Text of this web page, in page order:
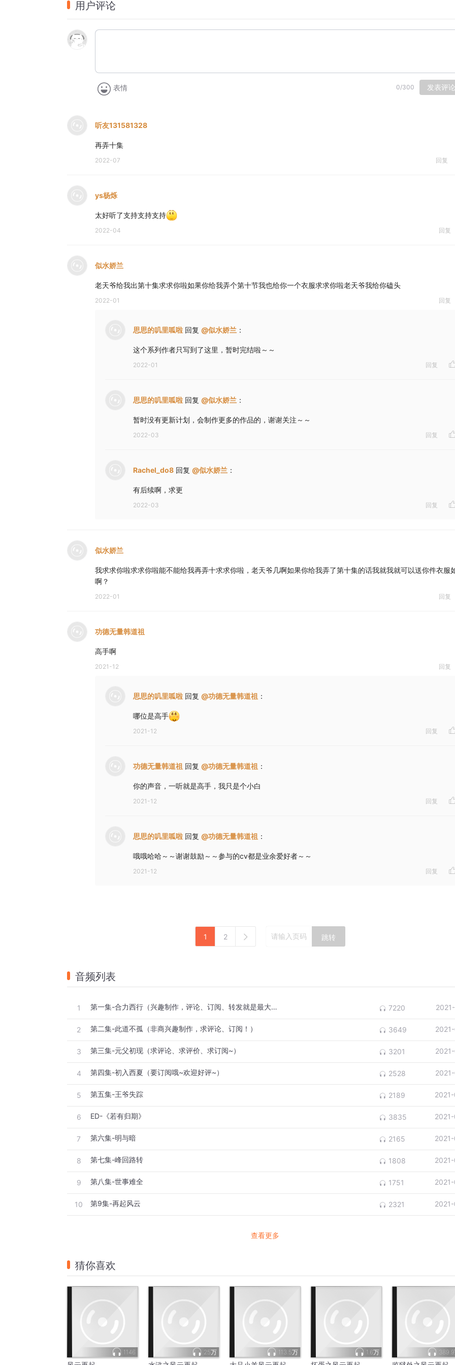
赵简：赵思思【叽里呱啦配音组】
韦衙内：季冠呛【怀旧配音联盟】
用户评论
表情 0/300 发表评论
听友131581328
再弄十集
2022-07 回复
ys杨烁
太好听了支持支持支持
2022-04 回复
似水娇兰
老天爷给我出第十集求求你啦如果你给我弄个第十节我也给你一个衣服求求你啦老天爷我给你磕头
2022-01 回复
思思的叽里呱啦 回复 @似水娇兰 ：
这个系列作者只写到了这里，暂时完结啦～～
2022-01 回复
思思的叽里呱啦 回复 @似水娇兰 ：
暂时没有更新计划，会制作更多的作品的，谢谢关注～～
2022-03 回复
Rachel_do8 回复 @似水娇兰 ：
有后续啊，求更
2022-03 回复
似水娇兰
我求求你啦求求你啦能不能给我再弄十求求你啦，老天爷几啊如果你给我弄了第十集的话我就我就可以送你件衣服
啊？
2022-01 回复
功德无量韩道祖
高手啊
2021-12 回复
思思的叽里呱啦 回复 @功德无量韩道祖 ：
哪位是高手
2021-12 回复
功德无量韩道祖 回复 @功德无量韩道祖 ：
你的声音，一听就是高手，我只是个小白
2021-12 回复
思思的叽里呱啦 回复 @功德无量韩道祖 ：
哦哦哈哈～～谢谢鼓励～～参与的cv都是业余爱好者～～
2021-12 回复
1 2 跳转
音频列表
1 第一集-合力西行（兴趣制作，评论、订阅、转发就是最大的支持！） 7220
2 第二集-此道不孤（非商兴趣制作，求评论、订阅！） 3649
3 第三集-元父初现（求评论、求评价、求订阅~） 3201
4 第四集-初入西夏（要订阅哦~欢迎好评~） 2528
5 第五集-王爷失踪 2189
6 ED-《若有归期》 3835
7 第六集-明与暗 2165
8 第七集-峰回路转 1808
9 第八集-世事难全 1751
10 第9集-再起风云 2321
查看更多
猜你喜欢
1146 25万 113.5万 1.6万